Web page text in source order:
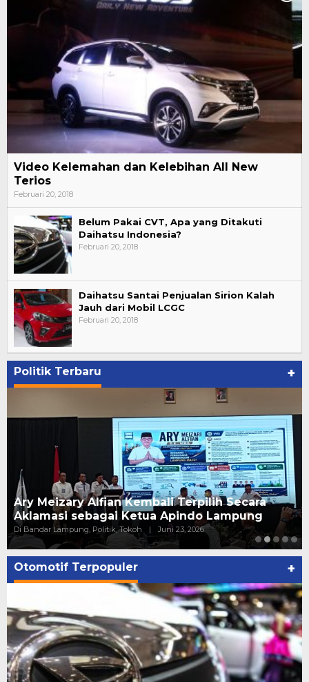
Video Kelemahan dan Kelebihan All New
Terios
Februari 20, 2018
Belum Pakai CVT, Apa yang Ditakuti
Daihatsu Indonesia?
Februari 20, 2018
Daihatsu Santai Penjualan Sirion Kalah
Jauh dari Mobil LCGC
Februari 20, 2018
Politik Terbaru +
Ary Meizary Alfian Kembali Terpilih Secara
Aklamasi sebagai Ketua Apindo Lampung
Di Bandar Lampung, Politik, Tokoh | Juni 23, 2026
Otomotif Terpopuler +